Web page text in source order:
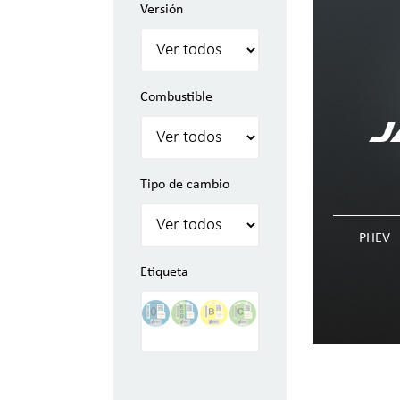
Versión
Combustible
Tipo de cambio
Etiqueta
PHEV